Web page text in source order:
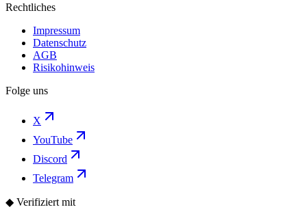
Rechtliches
Impressum
Datenschutz
AGB
Risikohinweis
Folge uns
X
YouTube
Discord
Telegram
◆ Verifiziert mit